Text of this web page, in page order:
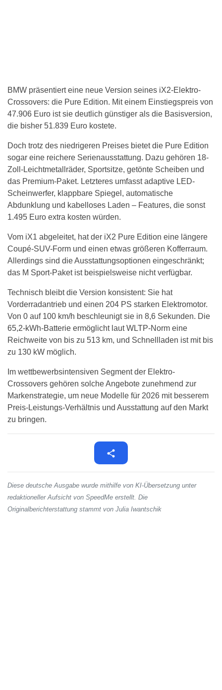
BMW präsentiert eine neue Version seines iX2-Elektro-
Crossovers: die Pure Edition. Mit einem Einstiegspreis von
47.906 Euro ist sie deutlich günstiger als die Basisversion,
die bisher 51.839 Euro kostete.
Doch trotz des niedrigeren Preises bietet die Pure Edition
sogar eine reichere Serienausstattung. Dazu gehören 18-
Zoll-Leichtmetallräder, Sportsitze, getönte Scheiben und
das Premium-Paket. Letzteres umfasst adaptive LED-
Scheinwerfer, klappbare Spiegel, automatische
Abdunklung und kabelloses Laden – Features, die sonst
1.495 Euro extra kosten würden.
Vom iX1 abgeleitet, hat der iX2 Pure Edition eine längere
Coupé-SUV-Form und einen etwas größeren Kofferraum.
Allerdings sind die Ausstattungsoptionen eingeschränkt;
das M Sport-Paket ist beispielsweise nicht verfügbar.
Technisch bleibt die Version konsistent: Sie hat
Vorderradantrieb und einen 204 PS starken Elektromotor.
Von 0 auf 100 km/h beschleunigt sie in 8,6 Sekunden. Die
65,2-kWh-Batterie ermöglicht laut WLTP-Norm eine
Reichweite von bis zu 513 km, und Schnellladen ist mit bis
zu 130 kW möglich.
Im wettbewerbsintensiven Segment der Elektro-
Crossovers gehören solche Angebote zunehmend zur
Markenstrategie, um neue Modelle für 2026 mit besserem
Preis-Leistungs-Verhältnis und Ausstattung auf den Markt
zu bringen.
Diese deutsche Ausgabe wurde mithilfe von KI-Übersetzung unter
redaktioneller Aufsicht von SpeedMe erstellt. Die
Originalberichterstattung stammt von Julia Iwantschik